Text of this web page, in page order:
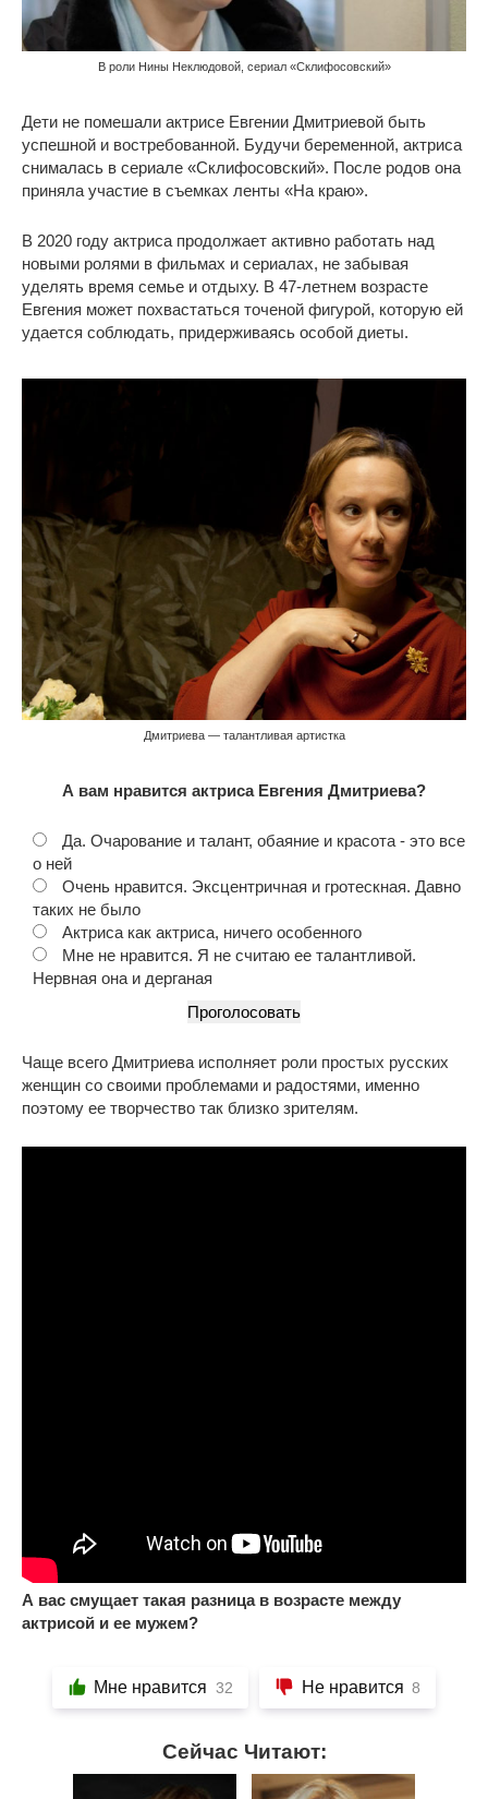
В роли Нины Неклюдовой, сериал «Склифосовский»
Дети не помешали актрисе Евгении Дмитриевой быть
успешной и востребованной. Будучи беременной, актриса
снималась в сериале «Склифосовский». После родов она
приняла участие в съемках ленты «На краю».
В 2020 году актриса продолжает активно работать над
новыми ролями в фильмах и сериалах, не забывая
уделять время семье и отдыху. В 47-летнем возрасте
Евгения может похвастаться точеной фигурой, которую ей
удается соблюдать, придерживаясь особой диеты.
Дмитриева — талантливая артистка
А вам нравится актриса Евгения Дмитриева?
Да. Очарование и талант, обаяние и красота - это все
о ней
Очень нравится. Эксцентричная и гротескная. Давно
таких не было
Актриса как актриса, ничего особенного
Мне не нравится. Я не считаю ее талантливой.
Нервная она и дерганая
Чаще всего Дмитриева исполняет роли простых русских
женщин со своими проблемами и радостями, именно
поэтому ее творчество так близко зрителям.
А вас смущает такая разница в возрасте между
актрисой и ее мужем?
Мне нравится 32 Не нравится 8
Сейчас Читают: